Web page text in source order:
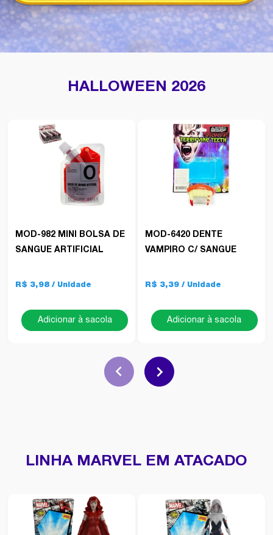
HALLOWEEN 2026
MOD-982 MINI BOLSA DE
SANGUE ARTIFICIAL
R$ 3,98
Adicionar à sacola
MOD-6420 DENTE
VAMPIRO C/ SANGUE
R$ 3,39
Adicionar à sacola
LINHA MARVEL EM ATACADO